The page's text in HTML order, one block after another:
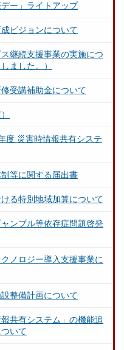
ー」ライトアップ
ビジョンについて
継続支援事業の実施につ
ました。）
受講補助金について
度 災害時情報共有システ
等に関する届出書
る特別地域加算について
ンブル等依存症問題啓発
ノロジー導入支援事業に
整備計画について
共有システム」の機能追
いて